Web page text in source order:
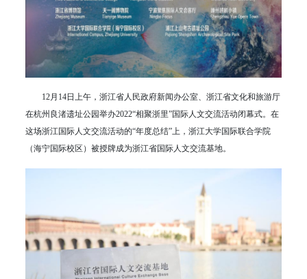
12月14日上午，浙江省人民政府新闻办公室、浙江省文化和旅游厅
在杭州良渚遗址公园举办2022“相聚浙里”国际人文交流活动闭幕式。在
这场浙江国际人文交流活动的“年度总结”上，浙江大学国际联合学院
（海宁国际校区）被授牌成为浙江省国际人文交流基地。